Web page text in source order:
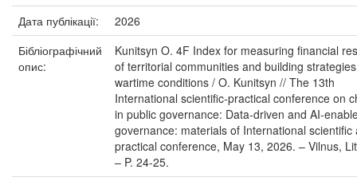
Дата публікації:
2026
Бібліографічний
опис:
Kunitsyn O. 4F Index for measuring financial
of territorial communities and building
wartime conditions / O. Kunitsyn // The 13th
International scientific-practical conference on
in public governance: Data-driven and AI-
governance: materials of International scientific
practical conference, May 13, 2026. – Vilnus,
– P. 24-25.